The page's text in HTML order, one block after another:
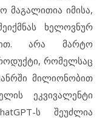
მაგალითია იმისა,
ხელოვნურ
არა მარტო
რომელსაც
მილიონობით
ეკვივალენტი
ს შეუძლია